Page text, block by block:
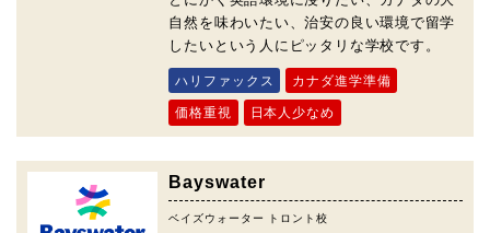
自然を味わいたい、治安の良い環境で留学
したいという人にピッタリな学校です。
ハリファックス カナダ進学準備
価格重視 日本人少なめ
Bayswater
ベイズウォーター トロント校